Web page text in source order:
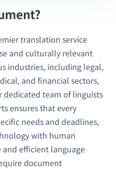
translation service
and culturally relevant
industries, including legal,
and financial sectors,
dedicated team of linguists
ensures that every
needs and deadlines,
with human
efficient language
document